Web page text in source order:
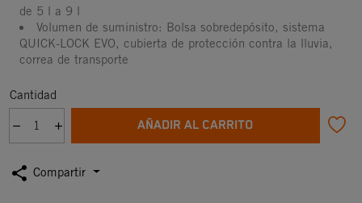
de 5 l a 9 l
Volumen de suministro: Bolsa sobredepósito, sistema
QUICK-LOCK EVO, cubierta de protección contra la lluvia,
correa de transporte
Cantidad
AÑADIR AL CARRITO
share Compartir